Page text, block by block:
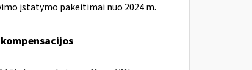
įstatymo pakeitimai nuo 2024 m.